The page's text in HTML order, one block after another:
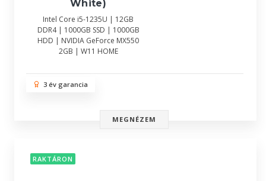
White)
Intel Core i5-1235U | 12GB
DDR4 | 1000GB SSD | 1000GB
HDD | NVIDIA GeForce MX550
2GB | W11 HOME
3 év garancia
MEGNÉZEM
RAKTÁRON